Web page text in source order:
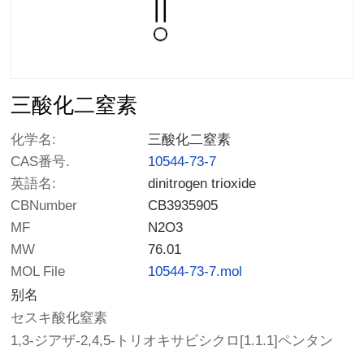
三酸化二窒素
化学名:
三酸化二窒素
CAS番号.
10544-73-7
英語名:
dinitrogen trioxide
CBNumber
CB3935905
MF
N2O3
MW
76.01
MOL File
10544-73-7.mol
别名
セスキ酸化窒素
1,3-ジアザ-2,4,5-トリオキサビシクロ[1.1.1]ペンタン